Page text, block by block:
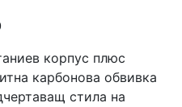
корпус плюс
карбонова обвивка
стила на